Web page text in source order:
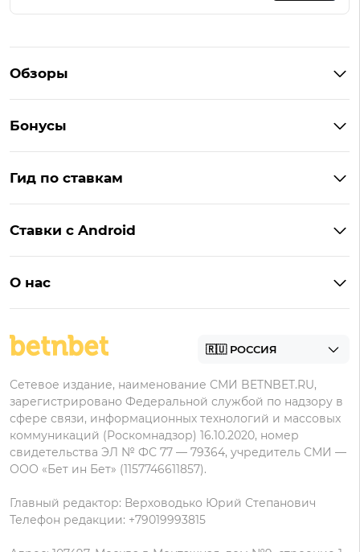
Обзоры
BetBoom
Пари
Леон
Zenit
Бонусы
Бонусы BetBoom
Бонусы Леон
Гид по ставкам
БК для ставок с мобильного
Ставки с Android
Фонбет на Андроид
Олимп на Андроид
О нас
Пользовательское соглашение
данных
Сетевое издание, наименование СМИ BETNBET.RU,
зарегистрировано Федеральной службой по надзору в
сфере связи, информационных технологий и массовых
коммуникаций (Роскомнадзор) 16.10.2020, номер
свидетельства ЭЛ № ФС 77 — 79364, учредитель СМИ —
ООО «Бет ин Бет» (1157746611857).
Главный редактор: Верховодько Юрий Степанович
Телефон редакции: +79019993815